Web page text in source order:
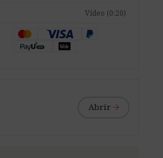
Vídeo (0:20)
Abrir arrow_forward